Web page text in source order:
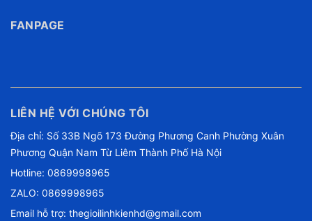
FANPAGE
LIÊN HỆ VỚI CHÚNG TÔI
Địa chỉ: Số 33B Ngõ 173 Đường Phương Canh Phường Xuân
Phương Quận Nam Từ Liêm Thành Phố Hà Nội
Hotline: 0869998965
ZALO: 0869998965
Email hỗ trợ: thegioilinhkienhd@gmail.com